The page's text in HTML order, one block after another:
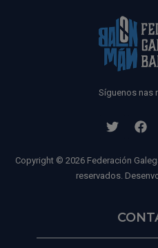
Síguenos nas
Copyright © 2026 Federación
reservados.